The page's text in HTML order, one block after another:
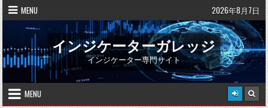
Skip
to
content
MENU 2026年8月7日
インジケーターガレッジ
インジケーター専門サイト
MENU